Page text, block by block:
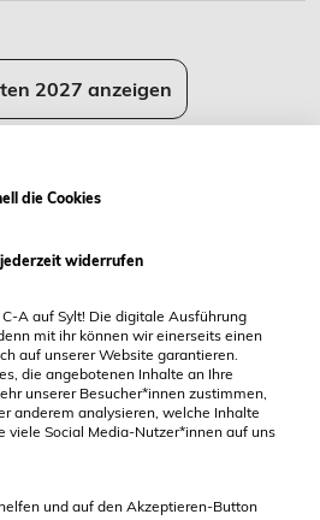
2027 anzeigen
01 An- / Abreisetag
Monat Pfeil
August 2026
die Cookies
jederzeit widerrufen
A auf Sylt! Die digitale Ausführung
mit ihr können wir einerseits einen
auf unserer Website garantieren.
die angebotenen Inhalte an Ihre
unserer Besucher*innen zustimmen,
anderem analysieren, welche Inhalte
viele Social Media-Nutzer*innen auf uns
und auf den Akzeptieren-Button